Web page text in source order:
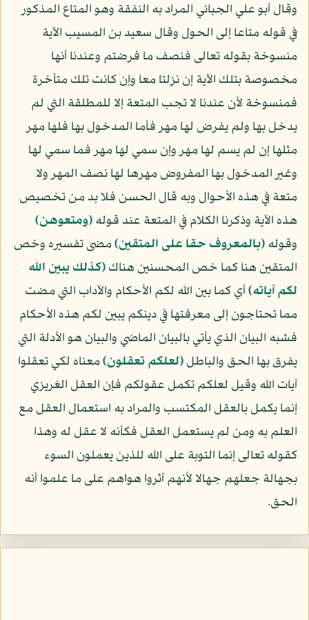
وقال أبو علي الجبائي المراد به النفقة وهو المتاع المذكور
في قوله متاعا إلى الحول وقال سعيد بن المسيب الآية
منسوخة بقوله تعالى فنصف ما فرضتم وعندنا أنها
مخصوصة بتلك الآية إن نزلتا معا وإن كانت تلك متأخرة
فمنسوخة لأن عندنا لا تجب المتعة إلا للمطلقة التي لم
يدخل بها ولم يفرض لها مهر فأما المدخول بها فلها مهر
مثلها إن لم يسم لها مهر وإن سمي لها مهر فما سمي لها
وغير المدخول بها المفروض مهرها لها نصف المهر ولا
متعة في هذه الأحوال وبه قال الحسن فلا بد من تخصيص
هذه الآية وذكرنا الكلام في المتعة عند قوله﴿ومتعوهن﴾
وقوله﴿بالمعروف حقا على المتقين﴾مضى تفسيره وخص
المتقين هنا كما خص المحسنين هناك﴿كذلك يبين الله
لكم آياته﴾أي كما بين الله لكم الأحكام والآداب التي مضت
مما تحتاجون إلى معرفتها في دينكم يبين لكم هذه الأحكام
فشبه البيان الذي يأتي بالبيان الماضي والبيان هو الأدلة التي
يفرق بها الحق والباطل﴿لعلكم تعقلون﴾معناه لكي تعقلوا
آيات الله وقيل لعلكم تكمل عقولكم فإن العقل الغريزي
إنما يكمل بالعقل المكتسب والمراد به استعمال العقل مع
العلم به ومن لم يستعمل العقل فكأنه لا عقل له وهذا
كقوله تعالى إنما التوبة على الله للذين يعملون السوء
بجهالة جعلهم جهالا لأنهم آثروا هواهم على ما علموا أنه
الحق.